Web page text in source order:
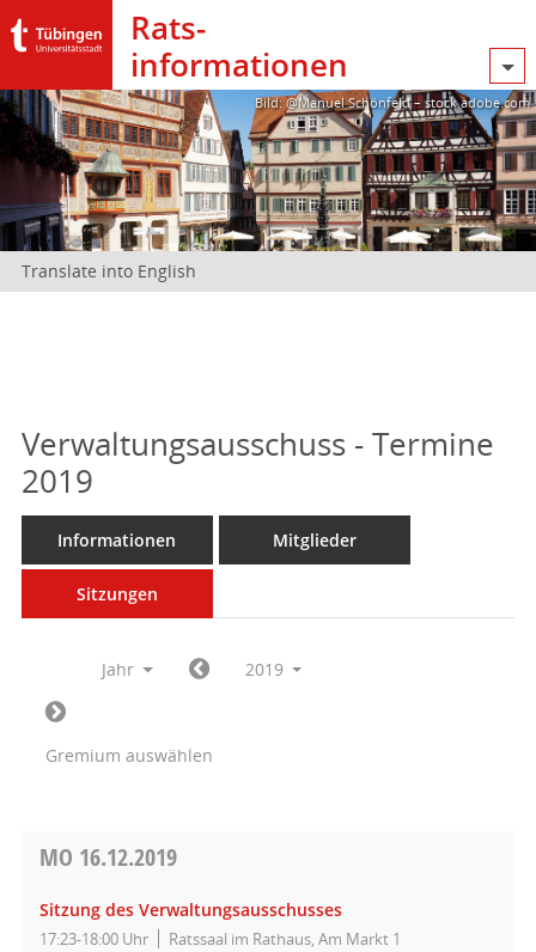
Rats­
informationen
Bild: @Manuel Schönfeld – stock.adobe.com
Translate into English
Verwaltungsausschuss - Termine
2019
Informationen Mitglieder
Sitzungen
Jahr 2019
Gremium auswählen
MO 16.12.2019
Sitzung des Verwaltungsausschusses
17:23-18:00 Uhr Ratssaal im Rathaus, Am Markt 1